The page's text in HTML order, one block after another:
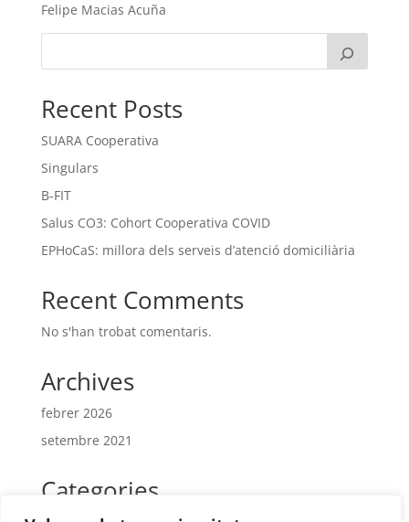
Felipe Macias Acuña
Recent Posts
SUARA Cooperativa
Singulars
B-FIT
Salus CO3: Cohort Cooperativa COVID
EPHoCaS: millora dels serveis d’atenció domiciliària
Recent Comments
No s'han trobat comentaris.
Archives
febrer 2026
setembre 2021
Categories